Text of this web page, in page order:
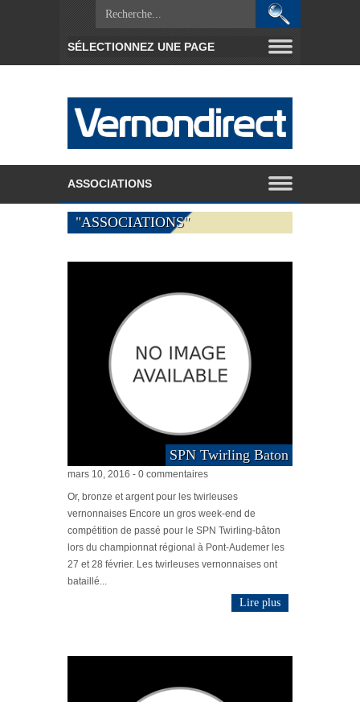
"ASSOCIATIONS"
SPN Twirling Baton
mars 10, 2016 - 0 commentaires
Or, bronze et argent pour les twirleuses
vernonnaises Encore un gros week-end de
compétition de passé pour le SPN Twirling-bâton
lors du championnat régional à Pont-Audemer les
27 et 28 février. Les twirleuses vernonnaises ont
bataillé...
Lire plus